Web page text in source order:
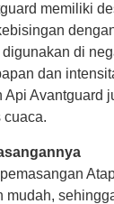
memiliki
di
dan
Api Avantguard
cuaca.
mudah,